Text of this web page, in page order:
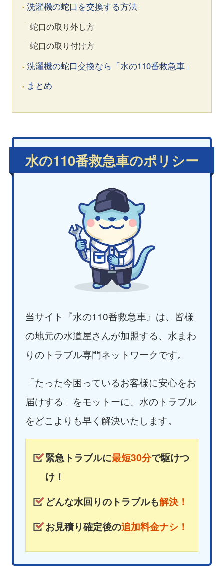
洗濯機の蛇口を交換する方法
蛇口の取り外し方
蛇口の取り付け方
洗濯機の蛇口交換なら「水の110番救急車」
まとめ
水の110番救急車のポリシー
当サイト『水の110番救急車』は、皆様
の地元の水道屋さんが加盟する、水まわ
りのトラブル専門ネットワークです。
「たった今困っているお客様に安心をお
届けする」をモットーに、水のトラブル
をどこよりも早く解決いたします。
緊急トラブルに最短30分で駆けつ
け！
どんな水回りのトラブルも解決！
お見積り確定後の追加料金ナシ！